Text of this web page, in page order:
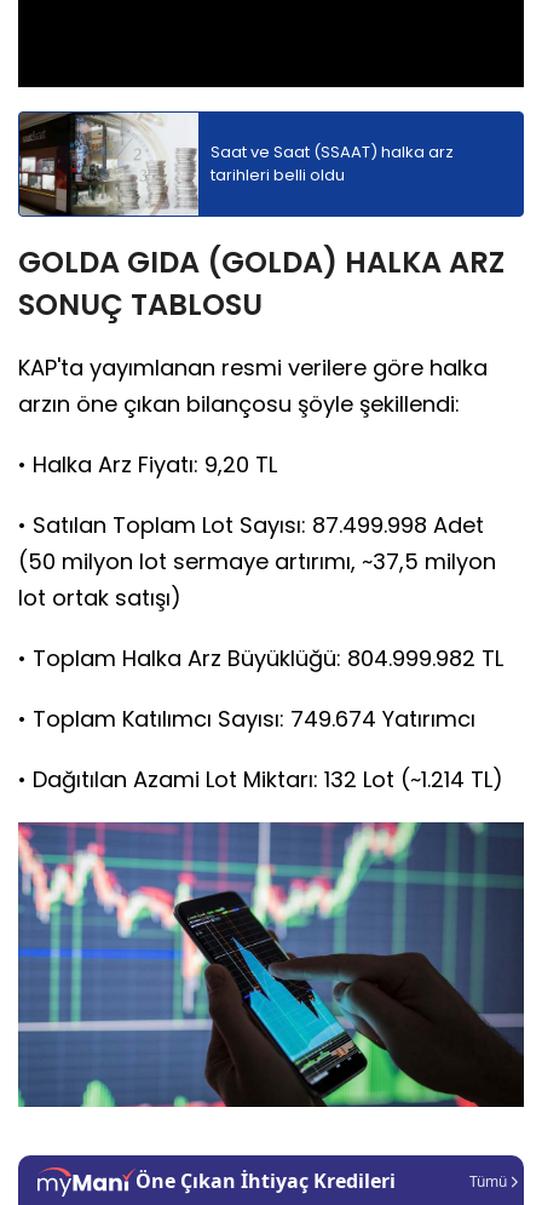
Saat ve Saat (SSAAT) halka arz
tarihleri belli oldu
GOLDA GIDA (GOLDA) HALKA ARZ
SONUÇ TABLOSU
KAP'ta yayımlanan resmi verilere göre halka
arzın öne çıkan bilançosu şöyle şekillendi:
• Halka Arz Fiyatı: 9,20 TL
• Satılan Toplam Lot Sayısı: 87.499.998 Adet
(50 milyon lot sermaye artırımı, ~37,5 milyon
lot ortak satışı)
• Toplam Halka Arz Büyüklüğü: 804.999.982 TL
• Toplam Katılımcı Sayısı: 749.674 Yatırımcı
• Dağıtılan Azami Lot Miktarı: 132 Lot (~1.214 TL)